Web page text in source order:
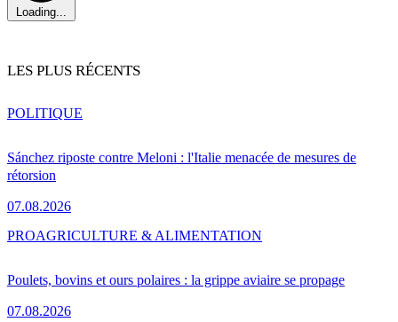
Loading...
LES PLUS RÉCENTS
Sánchez riposte contre Meloni : l'Italie menacée de mesures de
rétorsion
07.08.2026
POLITIQUE
Poulets, bovins et ours polaires : la grippe aviaire se propage
07.08.2026
PROAGRICULTURE & ALIMENTATION